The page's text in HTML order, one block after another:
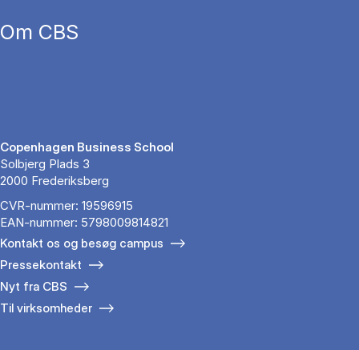
Om CBS
Copenhagen Business School
Solbjerg Plads 3
2000 Frederiksberg
CVR-nummer: 19596915
EAN-nummer: 5798009814821
Kontakt os og besøg campus
Pressekontakt
Nyt fra CBS
Til virksomheder